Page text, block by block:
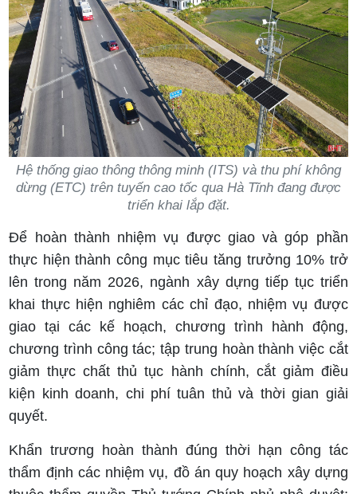
Hệ thống giao thông thông minh (ITS) và thu phí không
dừng (ETC) trên tuyến cao tốc qua Hà Tĩnh đang được
triển khai lắp đặt.
Để hoàn thành nhiệm vụ được giao và góp phần
thực hiện thành công mục tiêu tăng trưởng 10% trở
lên trong năm 2026, ngành xây dựng tiếp tục triển
khai thực hiện nghiêm các chỉ đạo, nhiệm vụ được
giao tại các kế hoạch, chương trình hành động,
chương trình công tác; tập trung hoàn thành việc cắt
giảm thực chất thủ tục hành chính, cắt giảm điều
kiện kinh doanh, chi phí tuân thủ và thời gian giải
quyết.
Khẩn trương hoàn thành đúng thời hạn công tác
thẩm định các nhiệm vụ, đồ án quy hoạch xây dựng